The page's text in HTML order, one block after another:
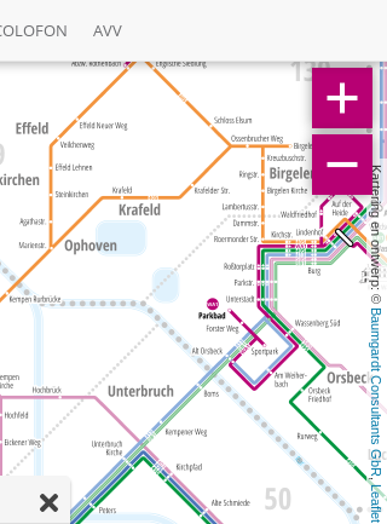
AVV
Kartering en ontwerp: ©
Baumgardt Consultants GbR
,
Leaflet